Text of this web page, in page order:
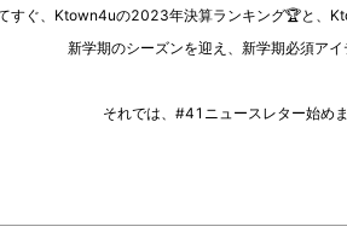
すぐ、Ktown4uの2023年決算ランキング🏆と、
新学期のシーズンを迎え、新学期必須アイ
それでは、#41ニュースレター始め